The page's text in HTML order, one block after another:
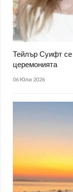
Тейлър Суифт
церемонията
06 Юли 2026